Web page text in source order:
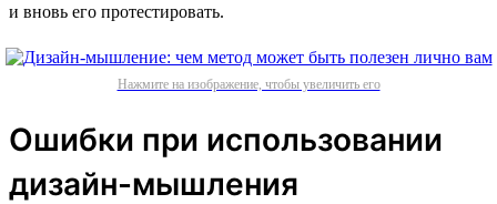
и вновь его протестировать.
Нажмите на изображение, чтобы увеличить его
Ошибки при использовании
дизайн-мышления